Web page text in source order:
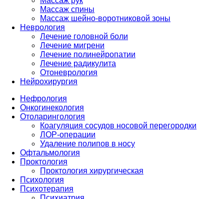
Массаж спины
Массаж шейно-воротниковой зоны
Неврология
Лечение головной боли
Лечение мигрени
Лечение полинейропатии
Лечение радикулита
Отоневрология
Нейрохирургия
Нефрология
Онкогинекология
Отоларингология
Коагуляция сосудов носовой перегородки
ЛОР-операции
Удаление полипов в носу
Офтальмология
Проктология
Проктология хирургическая
Психология
Психотерапия